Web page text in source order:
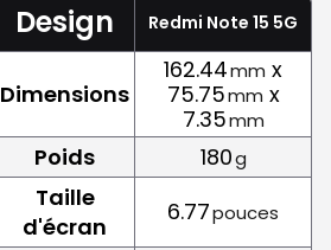
Design Redmi Note 15 5G
Dimensions
162.44mm x
75.75mm x
7.35mm
Poids 180g
Taille
d'écran
6.77pouces